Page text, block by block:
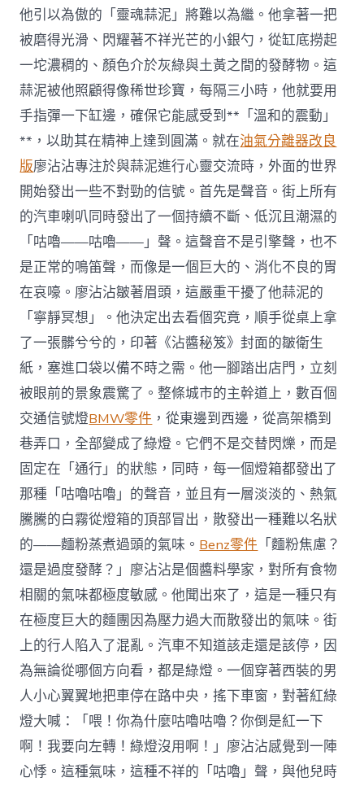
他引以為傲的「靈魂蒜泥」將難以為繼。他拿著一把
被磨得光滑、閃耀著不祥光芒的小銀勺，從缸底撈起
一坨濃稠的、顏色介於灰綠與土黃之間的發酵物。這
蒜泥被他照顧得像稀世珍寶，每隔三小時，他就要用
手指彈一下缸邊，確保它能感受到**「溫和的震動」
**，以助其在精神上達到圓滿。就在油氣分離器改良
版廖沾沾專注於與蒜泥進行心靈交流時，外面的世界
開始發出一些不對勁的信號。首先是聲音。街上所有
的汽車喇叭同時發出了一個持續不斷、低沉且潮濕的
「咕嚕——咕嚕——」聲。這聲音不是引擎聲，也不
是正常的鳴笛聲，而像是一個巨大的、消化不良的胃
在哀嚎。廖沾沾皺著眉頭，這嚴重干擾了他蒜泥的
「寧靜冥想」。他決定出去看個究竟，順手從桌上拿
了一張髒兮兮的，印著《沾醬秘笈》封面的皺衛生
紙，塞進口袋以備不時之需。他一腳踏出店門，立刻
被眼前的景象震驚了。整條城市的主幹道上，數百個
交通信號燈BMW零件 ，從東邊到西邊，從高架橋到
巷弄口，全部變成了綠燈。它們不是交替閃爍，而是
固定在「通行」的狀態，同時，每一個燈箱都發出了
那種「咕嚕咕嚕」的聲音，並且有一層淡淡的、熱氣
騰騰的白霧從燈箱的頂部冒出，散發出一種難以名狀
的——麵粉蒸煮過頭的氣味。 Benz零件 「麵粉焦慮？
還是過度發酵？」廖沾沾是個醬料學家，對所有食物
相關的氣味都極度敏感。他聞出來了，這是一種只有
在極度巨大的麵團因為壓力過大而散發出的氣味。街
上的行人陷入了混亂。汽車不知道該走還是該停，因
為無論從哪個方向看，都是綠燈。一個穿著西裝的男
人小心翼翼地把車停在路中央，搖下車窗，對著紅綠
燈大喊：「喂！你為什麼咕嚕咕嚕？你倒是紅一下
啊！我要向左轉！綠燈沒用啊！」廖沾沾感覺到一陣
心悸。這種氣味，這種不祥的「咕嚕」聲，與他兒時